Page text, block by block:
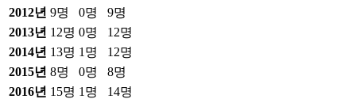
2012년 9명 0명 9명
2013년 12명 0명 12명
2014년 13명 1 명 12명
2015년 8명 0명 8명
2016년 15명 1 명 14명